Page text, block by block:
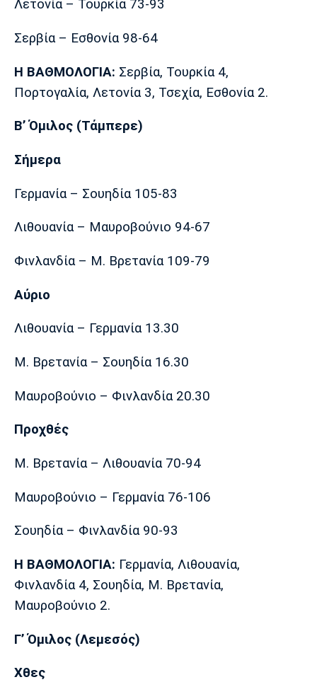
Λετονία – Τουρκία 73-93
Σερβία – Εσθονία 98-64
Η ΒΑΘΜΟΛΟΓΙΑ: Σερβία, Τουρκία 4,
Πορτογαλία, Λετονία 3, Τσεχία, Εσθονία 2.
Β’ Όμιλος (Τάμπερε)
Σήμερα
Γερμανία – Σουηδία 105-83
Λιθουανία – Μαυροβούνιο 94-67
Φινλανδία – Μ. Βρετανία 109-79
Αύριο
Λιθουανία – Γερμανία 13.30
Μ. Βρετανία – Σουηδία 16.30
Μαυροβούνιο – Φινλανδία 20.30
Προχθές
Μ. Βρετανία – Λιθουανία 70-94
Μαυροβούνιο – Γερμανία 76-106
Σουηδία – Φινλανδία 90-93
Η ΒΑΘΜΟΛΟΓΙΑ: Γερμανία, Λιθουανία,
Φινλανδία 4, Σουηδία, Μ. Βρετανία,
Μαυροβούνιο 2.
Γ’ Όμιλος (Λεμεσός)
Χθες